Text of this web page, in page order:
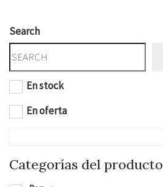
Search
En stock
En oferta
Categorías del producto